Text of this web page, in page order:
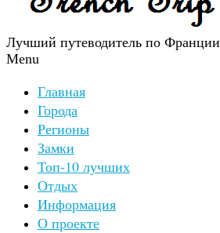
Лучший путеводитель по Франции
Menu
Главная
Города
Регионы
Замки
Топ-10 лучших
Отдых
Информация
О проекте